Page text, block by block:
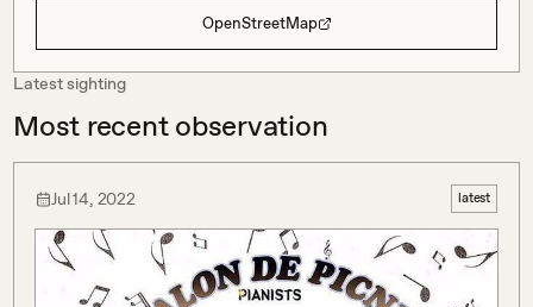
OpenStreetMap
Latest sighting
Most recent observation
Jul 14, 2022 latest